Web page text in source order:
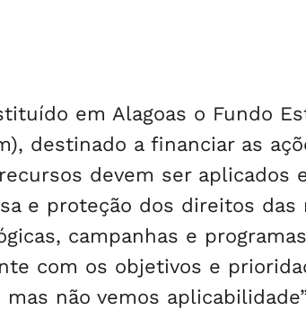
em Alagoas o Fundo
destinado a financiar as
devem ser
e proteção dos direitos
campanhas e
com os objetivos e
mas não vemos